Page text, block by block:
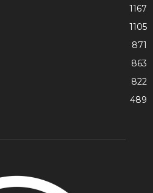
1167
1105
871
863
822
489